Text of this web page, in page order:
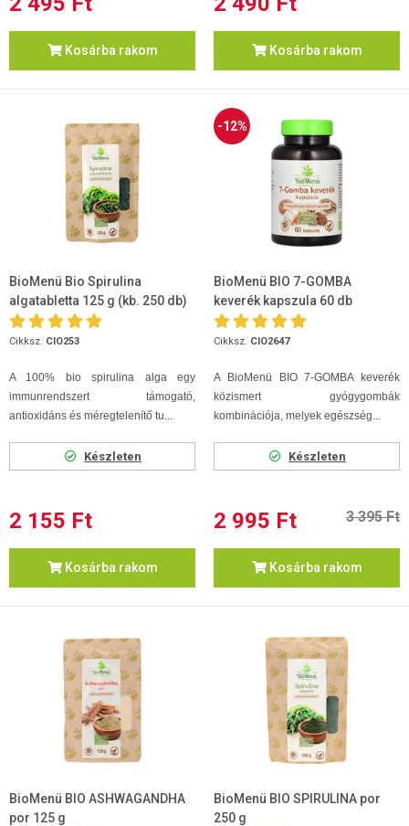
Kosárba rakom Kosárba rakom
BioMenü Bio Spirulina
algatabletta 125 g (kb. 250 db)
Cikksz. CIO253
A 100% bio spirulina alga egy
immunrendszert támogató,
antioxidáns és méregtelenítő tu...
Készleten
2 155 Ft
Kosárba rakom
-12%
BioMenü BIO 7-GOMBA
keverék kapszula 60 db
Cikksz. CIO2647
A BioMenü BIO 7-GOMBA keverék
közismert gyógygombák
kombinációja, melyek egészség...
Készleten
2 995 Ft 3 395 Ft
Kosárba rakom
BioMenü BIO ASHWAGANDHA
por 125 g
BioMenü BIO SPIRULINA por
250 g